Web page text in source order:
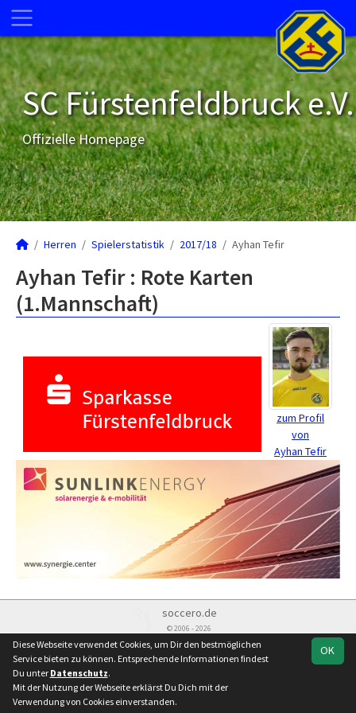
SC Fürstenfeldbruck e.V.
Offizielle Homepage
Herren Spielerstatistik 2017/18 Ayhan Tefir
Ayhan Tefir : Rote Karten
(1.Mannschaft)
zum Profil
von
Ayhan Tefir
soccero.de
© 2006 - 2026
Besucherstatistik Kontakt Impressum Datenschutz OK
Diese Webseite verwendet Cookies, um Dir den bestmöglichen
Service bieten zu können. Entsprechende Informationen findest
Du unter Datenschutz.
Mit der Nutzung der Webseite erklärst Du Dich mit der
Verwendung von Cookies einverstanden.